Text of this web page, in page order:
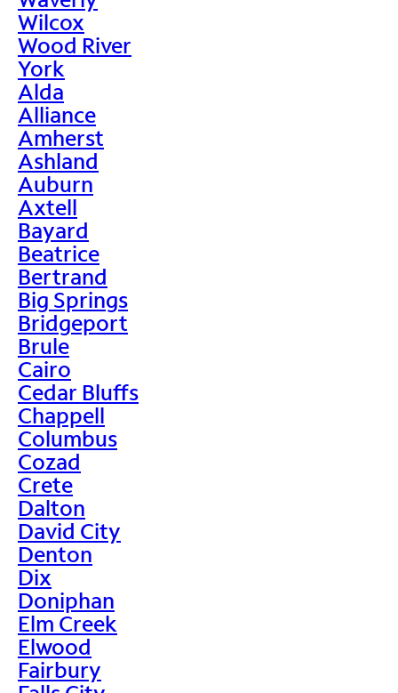
Wilcox
Wood River
York
Alda
Alliance
Amherst
Ashland
Auburn
Axtell
Bayard
Beatrice
Bertrand
Big Springs
Bridgeport
Brule
Cairo
Cedar Bluffs
Chappell
Columbus
Cozad
Crete
Dalton
David City
Denton
Dix
Doniphan
Elm Creek
Elwood
Fairbury